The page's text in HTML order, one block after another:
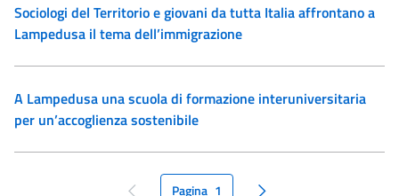
Sociologi del Territorio e giovani da tutta Italia affrontano a
Lampedusa il tema dell’immigrazione
A Lampedusa una scuola di formazione interuniversitaria
per un’accoglienza sostenibile
Pagina 1